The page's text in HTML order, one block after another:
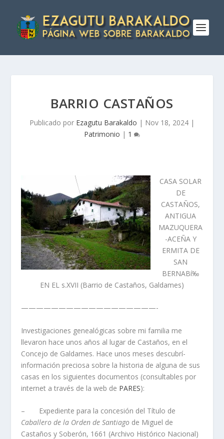
BARRIO CASTAÑOS
Publicado por Ezagutu Barakaldo | Nov 18, 2024 |
Patrimonio | 1
CASA SOLAR
DE
CASTAÑOS,
ANTIGUA
MAZUQUERA
-ACEÑA Y
ERMITA DE
SAN
BERNABí‰
EN EL s.XVII (Barrio de Castaños, Galdames)
——————————————————-
Investigaciones genealógicas sobre mi familia me
llevaron hace unos años al lugar de Castaños, en el
Concejo de Galdames. Hace unos meses descubrí­
información preciosa sobre la historia de alguna de sus
casas en los siguientes documentos (consultables por
internet a través de la web de PARES):
– Expediente para la concesión del Tí­tulo de
Caballero de la Orden de Santiago de Miguel de
Castaños y Soberón, 1661 (Archivo Histórico Nacional)